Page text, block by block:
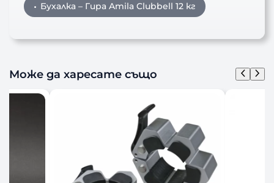
Бухалка – Гира Amila Clubbell 12 кг
Може да харесате също